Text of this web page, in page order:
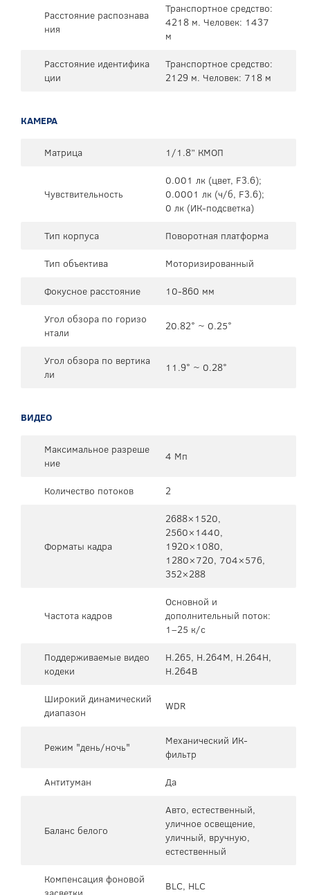
Расстояние распознава
ния
Транспортное средство:
4218 м. Человек: 1437
м
Расстояние идентифика
ции
Транспортное средство:
2129 м. Человек: 718 м
КАМЕРА
Матрица 1/1.8” КМОП
Чувствительность
0.001 лк (цвет, F3.6);
0.0001 лк (ч/б, F3.6);
0 лк (ИК-подсветка)
Тип корпуса
Поворотная платформа
Тип объектива
Моторизированный
Фокусное расстояние
10-860 мм
Угол обзора по горизо
нтали
20.82° ~ 0.25°
Угол обзора по вертика
ли
11.9° ~ 0.28°
ВИДЕО
Максимальное разреше
ние
4 Мп
Количество потоков 2
Форматы кадра
2688×1520,
2560×1440,
1920×1080,
1280×720, 704×576,
352×288
Частота кадров
Основной и
дополнительный поток:
1–25 к/с
Поддерживаемые видео
кодеки
H.265, H.264M, H.264H,
H.264B
Широкий динамический
диапазон
WDR
Режим "день/ночь"
Механический ИК-
фильтр
Антитуман
Да
Баланс белого
Авто, естественный,
уличное освещение,
уличный, вручную,
естественный
Компенсация фоновой
BLC, HLC